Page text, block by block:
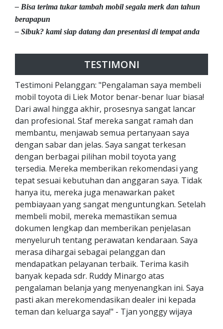
– Bisa terima tukar tambah mobil segala merk dan tahun
berapapun
– Sibuk? kami siap datang dan presentasi di tempat anda
TESTIMONI
Testimoni Pelanggan: "Pengalaman saya membeli
mobil toyota di Liek Motor benar-benar luar biasa!
Dari awal hingga akhir, prosesnya sangat lancar
dan profesional. Staf mereka sangat ramah dan
membantu, menjawab semua pertanyaan saya
dengan sabar dan jelas. Saya sangat terkesan
dengan berbagai pilihan mobil toyota yang
tersedia. Mereka memberikan rekomendasi yang
tepat sesuai kebutuhan dan anggaran saya. Tidak
hanya itu, mereka juga menawarkan paket
pembiayaan yang sangat menguntungkan. Setelah
membeli mobil, mereka memastikan semua
dokumen lengkap dan memberikan penjelasan
menyeluruh tentang perawatan kendaraan. Saya
merasa dihargai sebagai pelanggan dan
mendapatkan pelayanan terbaik. Terima kasih
banyak kepada sdr. Ruddy Minargo atas
pengalaman belanja yang menyenangkan ini. Saya
pasti akan merekomendasikan dealer ini kepada
teman dan keluarga saya!" - Tjan yonggy wijaya